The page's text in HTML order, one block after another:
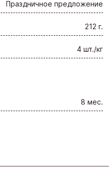
Праздничное предложение
212 г.
4 шт./кг
8 мес.